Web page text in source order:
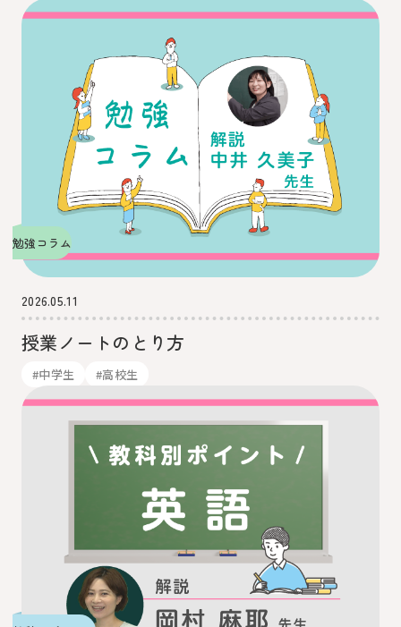
勉強コラム
2026.05.11
授業ノートのとり方
#中学生 #高校生